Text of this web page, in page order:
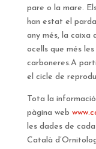
pare o la mare.
han estat el
any més, la caixa
ocells que més
carboneres.A
el cicle de
Tota la
pàgina web
les dades de
Català